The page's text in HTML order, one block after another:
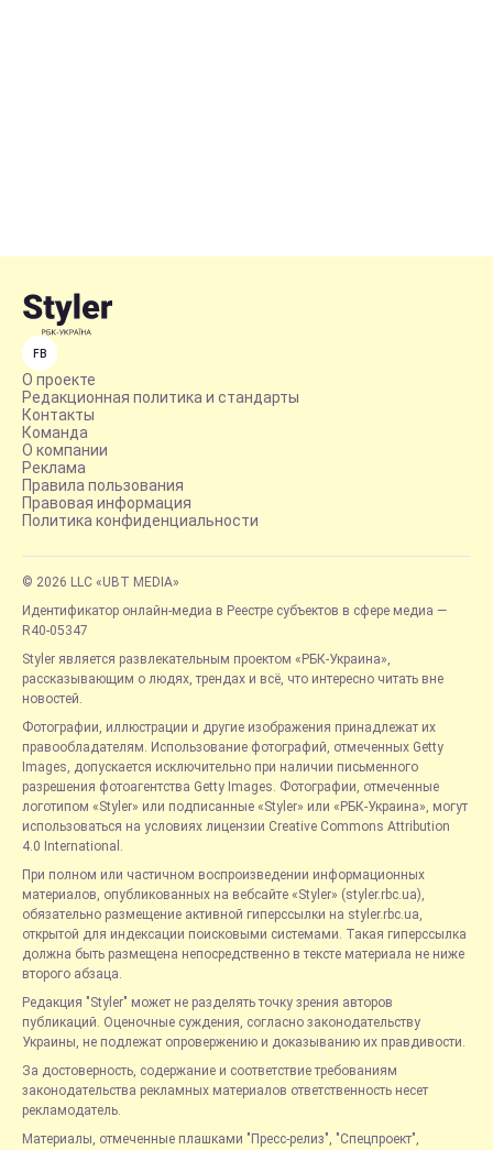
FB
О проекте
Редакционная политика и стандарты
Контакты
Команда
О компании
Реклама
Правила пользования
Правовая информация
Политика конфиденциальности
© 2026 LLC «UBT MEDIA»
Идентификатор онлайн-медиа в Реестре субъектов в сфере медиа —
R40-05347
Styler является развлекательным проектом «РБК-Украина»,
рассказывающим о людях, трендах и всё, что интересно читать вне
новостей.
Фотографии, иллюстрации и другие изображения принадлежат их
правообладателям. Использование фотографий, отмеченных Getty
Images, допускается исключительно при наличии письменного
разрешения фотоагентства Getty Images. Фотографии, отмеченные
логотипом «Styler» или подписанные «Styler» или «РБК-Украина», могут
использоваться на условиях лицензии Creative Commons Attribution
4.0 International.
При полном или частичном воспроизведении информационных
материалов, опубликованных на вебсайте «Styler» (styler.rbc.ua),
обязательно размещение активной гиперссылки на styler.rbc.ua,
открытой для индексации поисковыми системами. Такая гиперссылка
должна быть размещена непосредственно в тексте материала не ниже
второго абзаца.
Редакция "Styler" может не разделять точку зрения авторов
публикаций. Оценочные суждения, согласно законодательству
Украины, не подлежат опровержению и доказыванию их правдивости.
За достоверность, содержание и соответствие требованиям
законодательства рекламных материалов ответственность несет
рекламодатель.
Материалы, отмеченные плашками "Пресс-релиз", "Спецпроект",